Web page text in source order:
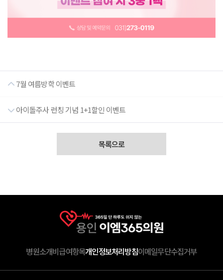
7월 여름방학 이벤트
아이돌주사 런칭 기념 1+1할인 이벤트
목록으로
병원소개비급여항목개인정보처리방침이메일무단수집거부